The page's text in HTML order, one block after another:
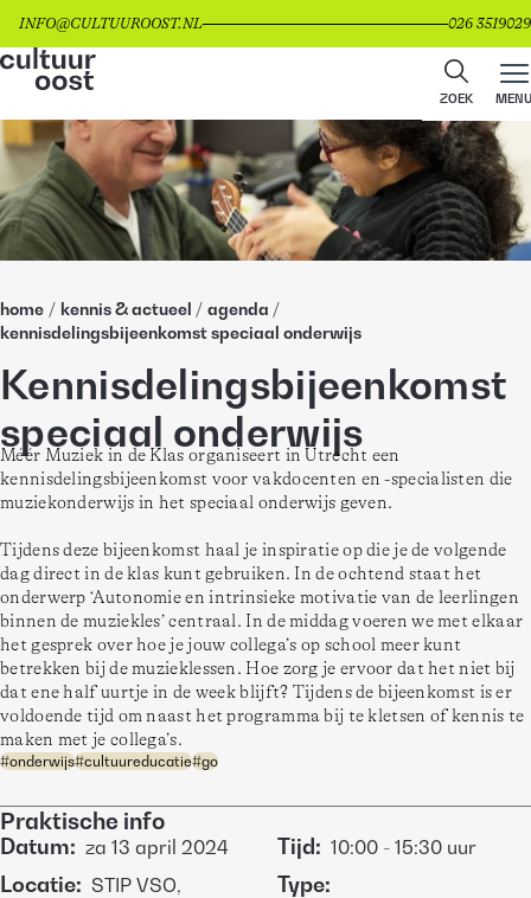
INFO@CULTUUROOST.NL 026 3519029
ZOEK MENU
home / kennis & actueel / agenda /
kennisdelingsbijeenkomst speciaal onderwijs
Kennisdelingsbijeenkomst
speciaal onderwijs
Méér Muziek in de Klas organiseert in Utrecht een
kennisdelingsbijeenkomst voor vakdocenten en -specialisten die
muziekonderwijs in het speciaal onderwijs geven.
Tijdens deze bijeenkomst haal je inspiratie op die je de volgende
dag direct in de klas kunt gebruiken. In de ochtend staat het
onderwerp ‘Autonomie en intrinsieke motivatie van de leerlingen
binnen de muziekles’ centraal. In de middag voeren we met elkaar
het gesprek over hoe je jouw collega’s op school meer kunt
betrekken bij de muzieklessen. Hoe zorg je ervoor dat het niet bij
dat ene half uurtje in de week blijft? Tijdens de bijeenkomst is er
voldoende tijd om naast het programma bij te kletsen of kennis te
maken met je collega’s.
#onderwijs#cultuureducatie#go
Praktische info
Datum: za 13 april 2024 Tijd: 10:00 - 15:30 uur
Locatie: STIP VSO,
Type: